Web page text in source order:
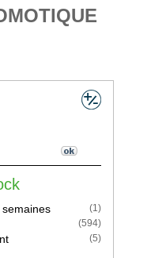
(1)
(594)
(5)